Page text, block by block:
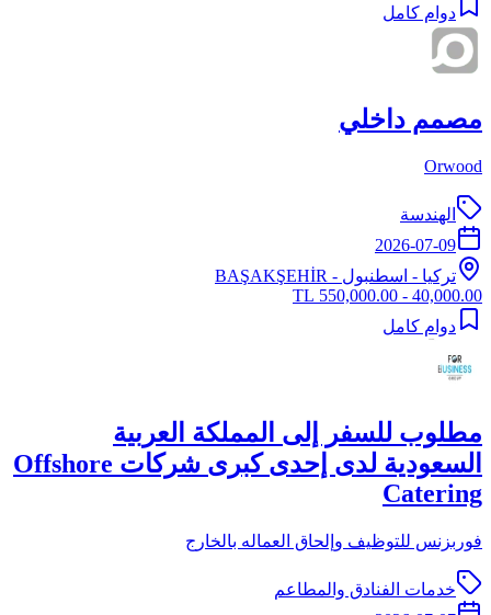
دوام كامل
مصمم داخلي
Orwood
الهندسة
2026-07-09
تركيا - اسطنبول - BAŞAKŞEHİR
40,000.00 - 550,000.00 TL
دوام كامل
مطلوب للسفر إلى المملكة العربية
السعودية لدى إحدى كبرى شركات Offshore
Catering
فوربزنس للتوظيف وإلحاق العماله بالخارج
خدمات الفنادق والمطاعم